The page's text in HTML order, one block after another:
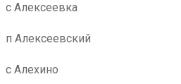
с Алексеевка
п Алексеевский
с Алехино